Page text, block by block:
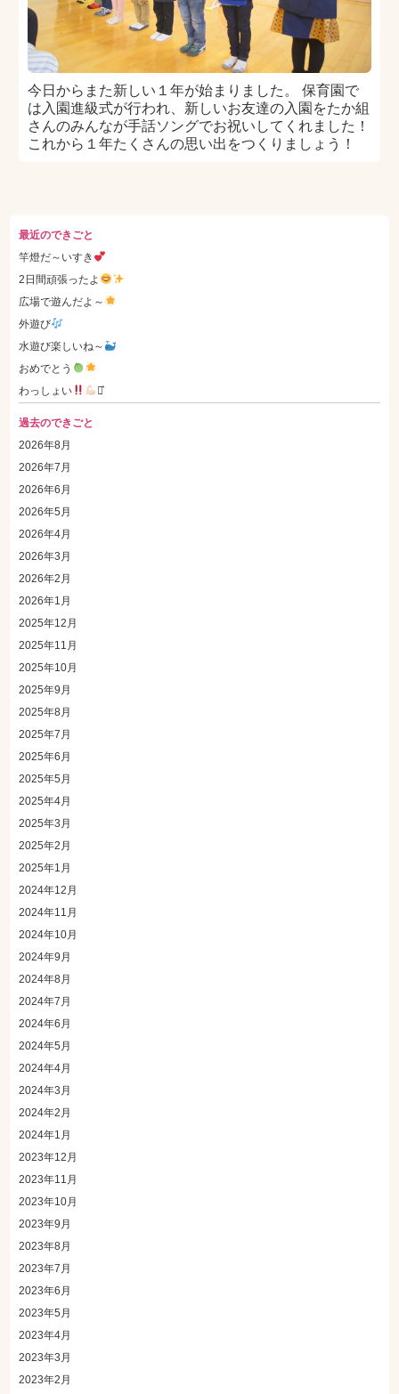
今日からまた新しい１年が始まりました。 保育園で
は入園進級式が行われ、新しいお友達の入園をたか組
さんのみんなが手話ソングでお祝いしてくれました！
これから１年たくさんの思い出をつくりましょう！
最近のできごと
竿燈だ～いすき
2日間頑張ったよ
広場で遊んだよ～
外遊び
水遊び楽しいね～
おめでとう
わっしょい
⋆͛
過去のできごと
2026年8月
2026年7月
2026年6月
2026年5月
2026年4月
2026年3月
2026年2月
2026年1月
2025年12月
2025年11月
2025年10月
2025年9月
2025年8月
2025年7月
2025年6月
2025年5月
2025年4月
2025年3月
2025年2月
2025年1月
2024年12月
2024年11月
2024年10月
2024年9月
2024年8月
2024年7月
2024年6月
2024年5月
2024年4月
2024年3月
2024年2月
2024年1月
2023年12月
2023年11月
2023年10月
2023年9月
2023年8月
2023年7月
2023年6月
2023年5月
2023年4月
2023年3月
2023年2月